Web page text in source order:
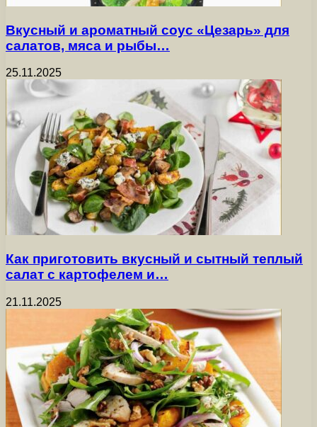
Вкусный и ароматный соус «Цезарь» для
салатов, мяса и рыбы…
25.11.2025
Как приготовить вкусный и сытный теплый
салат с картофелем и…
21.11.2025